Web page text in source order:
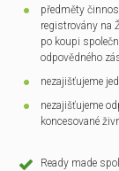
předměty
registrovány na
po koupi
odpovědného
nezajišťujeme
nezajišťujeme
koncesované
Ready made